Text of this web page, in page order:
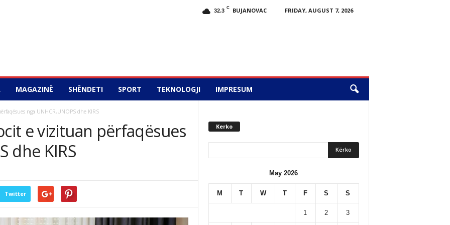
32.3 C BUJANOVAC
FRIDAY, AUGUST 7, 2026
MAGAZINË SHËNDETI SPORT TEKNOLOGJI IMPRESUM
nga UNHCR,UNOPS dhe KIRS
e vizituan përfaqësues
dhe KIRS
Twitter
Kerko
May 2026
M T W T F S S
1 2 3